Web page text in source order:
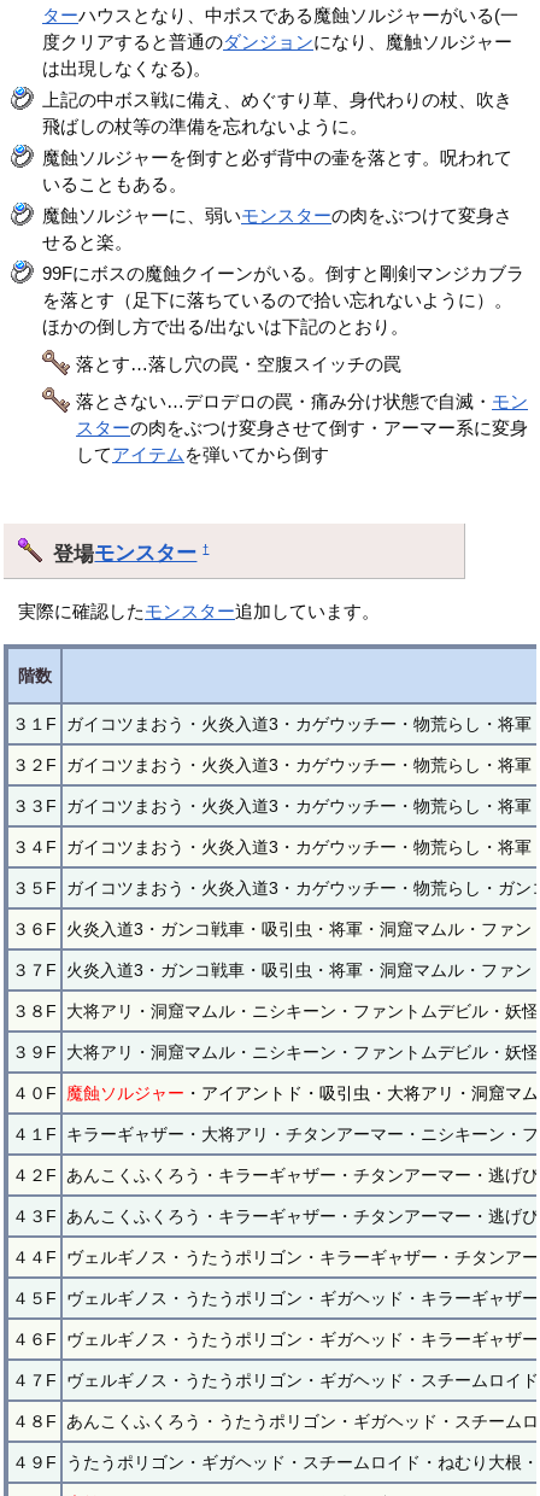
ターハウスとなり、中ボスである魔蝕ソルジャーがいる(一
度クリアすると普通のダンジョンになり、魔触ソルジャー
は出現しなくなる)。
上記の中ボス戦に備え、めぐすり草、身代わりの杖、吹き
飛ばしの杖等の準備を忘れないように。
魔蝕ソルジャーを倒すと必ず背中の壷を落とす。呪われて
いることもある。
魔蝕ソルジャーに、弱いモンスターの肉をぶつけて変身さ
せると楽。
99Fにボスの魔蝕クイーンがいる。倒すと剛剣マンジカブラ
を落とす（足下に落ちているので拾い忘れないように）。
ほかの倒し方で出る/出ないは下記のとおり。
落とす…落し穴の罠・空腹スイッチの罠
落とさない…デロデロの罠・痛み分け状態で自滅・ モン
スターの肉をぶつけ変身させて倒す・アーマー系に変身
してアイテム を弾いてから倒す
登場モンスター †
実際に確認したモンスター追加しています。
階数
３１F ガイコツまおう・火炎入道3・カゲウッチー・物荒らし・将
３２F ガイコツまおう・火炎入道3・カゲウッチー・物荒らし・将軍
３３F ガイコツまおう・火炎入道3・カゲウッチー・物荒らし・将
３４F ガイコツまおう・火炎入道3・カゲウッチー・物荒らし・将軍
３５F ガイコツまおう・火炎入道3・カゲウッチー・物荒らし・ガン
３６F 火炎入道3・ガンコ戦車・吸引虫・将軍・洞窟マムル・ファン
３７F 火炎入道3・ガンコ戦車・吸引虫・将軍・洞窟マムル・ファン
３８F 大将アリ・洞窟マムル・ニシキーン・ファントムデビル・妖
３９F 大将アリ・洞窟マムル・ニシキーン・ファントムデビル・妖
４０F 魔蝕ソルジャー ・アイアントド・吸引虫・大将アリ・洞窟マ
４１F キラーギャザー・大将アリ・チタンアーマー・ニシキーン・
４２F あんこくふくろう・キラーギャザー・チタンアーマー・逃げ
４３F あんこくふくろう・キラーギャザー・チタンアーマー・逃げ
４４F ヴェルギノス・うたうポリゴン・キラーギャザー・チタンア
４５F ヴェルギノス・うたうポリゴン・ギガヘッド・キラーギャザ
４６F ヴェルギノス・うたうポリゴン・ギガヘッド・キラーギャザ
４７F ヴェルギノス・うたうポリゴン・ギガヘッド・スチームロイ
４８F あんこくふくろう・うたうポリゴン・ギガヘッド・スチーム
４９F うたうポリゴン・ギガヘッド・スチームロイド・ねむり大根